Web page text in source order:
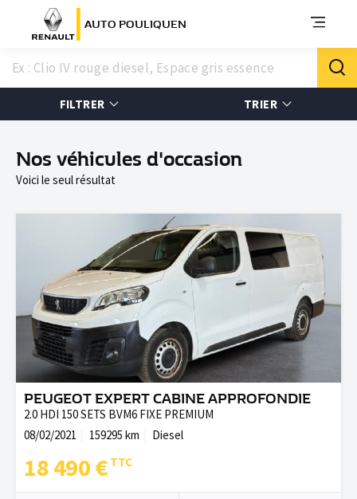
AUTO POULIQUEN
FILTRER TRIER
Nos véhicules d'occasion
Voici le seul résultat
PEUGEOT EXPERT CABINE APPROFONDIE
2.0 HDI 150 SETS BVM6 FIXE PREMIUM
08/02/2021
159295 km Diesel
18 490 €